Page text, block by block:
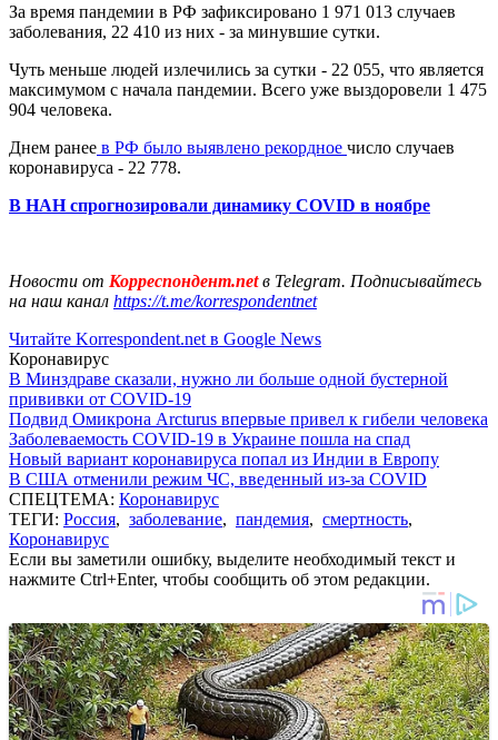
За время пандемии в РФ зафиксировано 1 971 013 случаев
заболевания, 22 410 из них - за минувшие сутки.
Чуть меньше людей излечились за сутки - 22 055, что является
максимумом с начала пандемии. Всего уже выздоровели 1 475
904 человека.
Днем ранее в РФ было выявлено рекордное число случаев
коронавируса - 22 778.
В НАН спрогнозировали динамику COVID в ноябре
Новости от Корреспондент.netв Telegram. Подписывайтесь
на наш канал https://t.me/korrespondentnet
Читайте Korrespondent.net в Google News
Коронавирус
В Минздраве сказали, нужно ли больше одной бустерной
прививки от COVID-19
Подвид Омикрона Arcturus впервые привел к гибели человека
Заболеваемость COVID-19 в Украине пошла на спад
Новый вариант коронавируса попал из Индии в Европу
В США отменили режим ЧС, введенный из-за COVID
СПЕЦТЕМА: Коронавирус
ТЕГИ: Россия, заболевание, пандемия, смертность,
Коронавирус
Если вы заметили ошибку, выделите необходимый текст и
нажмите Ctrl+Enter, чтобы сообщить об этом редакции.